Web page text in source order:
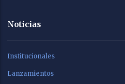
Noticias
Institucionales
Lanzamientos